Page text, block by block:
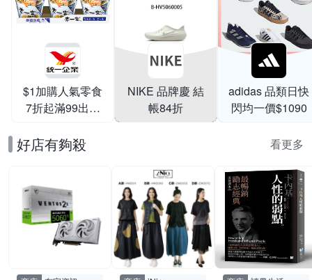
$1加購人氣零食
7折起滿99出貨
NIKE 品牌慶 結
帳84折
adidas 品類日快
閃均一價$1090
好店有夠殺 看更多